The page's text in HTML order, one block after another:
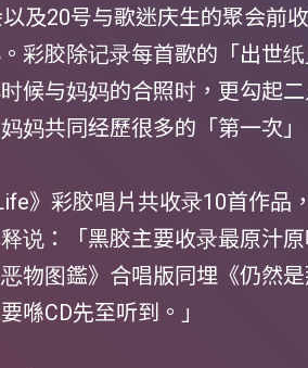
及20号与歌迷庆生的聚会前
彩胶除记录每首歌的「出世
候与妈妈的合照时，更勾起
妈共同经歷很多的「第一次」
》彩胶唱片共收录10首作品
说：「黑胶主要收录最原汁
物图鑑》合唱版同埋《仍然
喺CD先至听到。」